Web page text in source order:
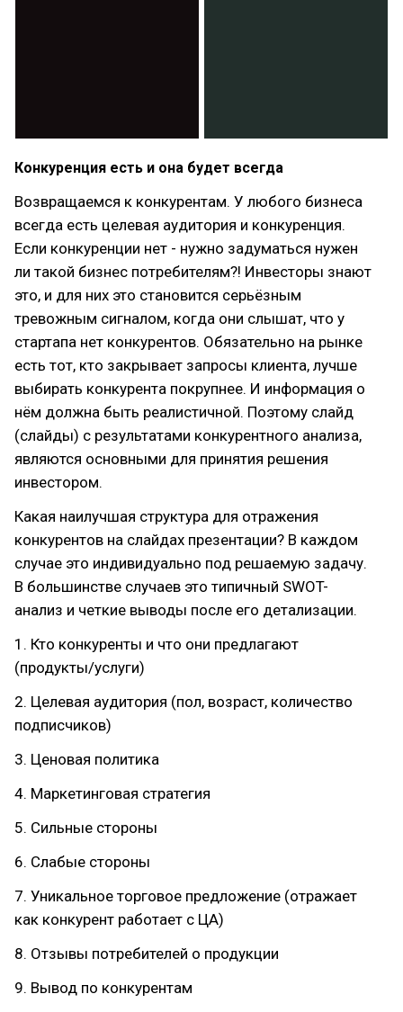
Конкуренция есть и она будет всегда
Возвращаемся к конкурентам. У любого бизнеса
всегда есть целевая аудитория и конкуренция.
Если конкуренции нет - нужно задуматься нужен
ли такой бизнес потребителям?! Инвесторы знают
это, и для них это становится серьёзным
тревожным сигналом, когда они слышат, что у
стартапа нет конкурентов. Обязательно на рынке
есть тот, кто закрывает запросы клиента, лучше
выбирать конкурента покрупнее. И информация о
нём должна быть реалистичной. Поэтому слайд
(слайды) с результатами конкурентного анализа,
являются основными для принятия решения
инвестором.
Какая наилучшая структура для отражения
конкурентов на слайдах презентации? В каждом
случае это индивидуально под решаемую задачу.
В большинстве случаев это типичный SWOT-
анализ и четкие выводы после его детализации.
1. Кто конкуренты и что они предлагают
(продукты/услуги)
2. Целевая аудитория (пол, возраст, количество
подписчиков)
3. Ценовая политика
4. Маркетинговая стратегия
5. Сильные стороны
6. Слабые стороны
7. Уникальное торговое предложение (отражает
как конкурент работает с ЦА)
8. Отзывы потребителей о продукции
9. Вывод по конкурентам